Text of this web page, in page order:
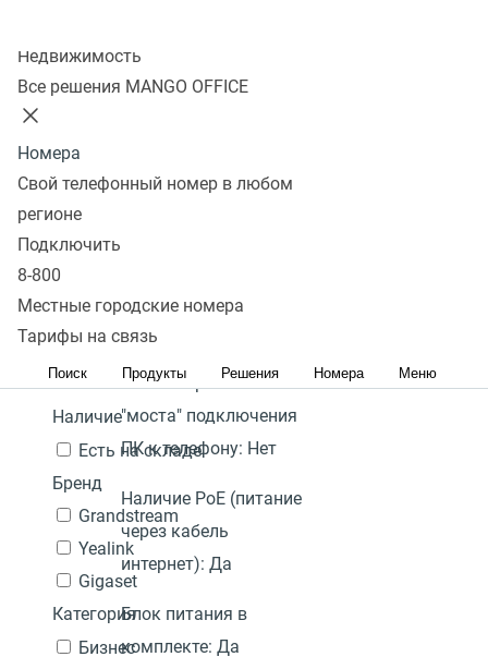
Недвижимость
Все решения MANGO OFFICE
Номера
Свой телефонный номер в любом
регионе
Подключить
8-800
Местные городские номера
Тарифы на связь
Поиск Продукты Решения Номера Меню
В избранном 0 товаров
Сбросить
DECT телефон с PoE
Популярные
дешевые
Акция
Цена,
-
Наличие
Есть на складе
Бренд
Grandstream
Yealink
Gigaset
Категория
Бизнес
Перейти в
избранное
сравнение
Гарантия:
Наличие режима
"моста" подключения
ПК к телефону: Нет
Наличие PoE (питание
через кабель
интернет): Да
Блок питания в
комплекте: Да